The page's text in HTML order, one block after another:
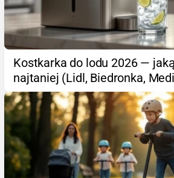
Kostkarka do lodu 2026 —
najtaniej (Lidl, Biedronka,